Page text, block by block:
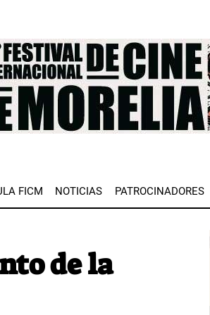
FICM NOTICIAS PATROCINADORES
de la